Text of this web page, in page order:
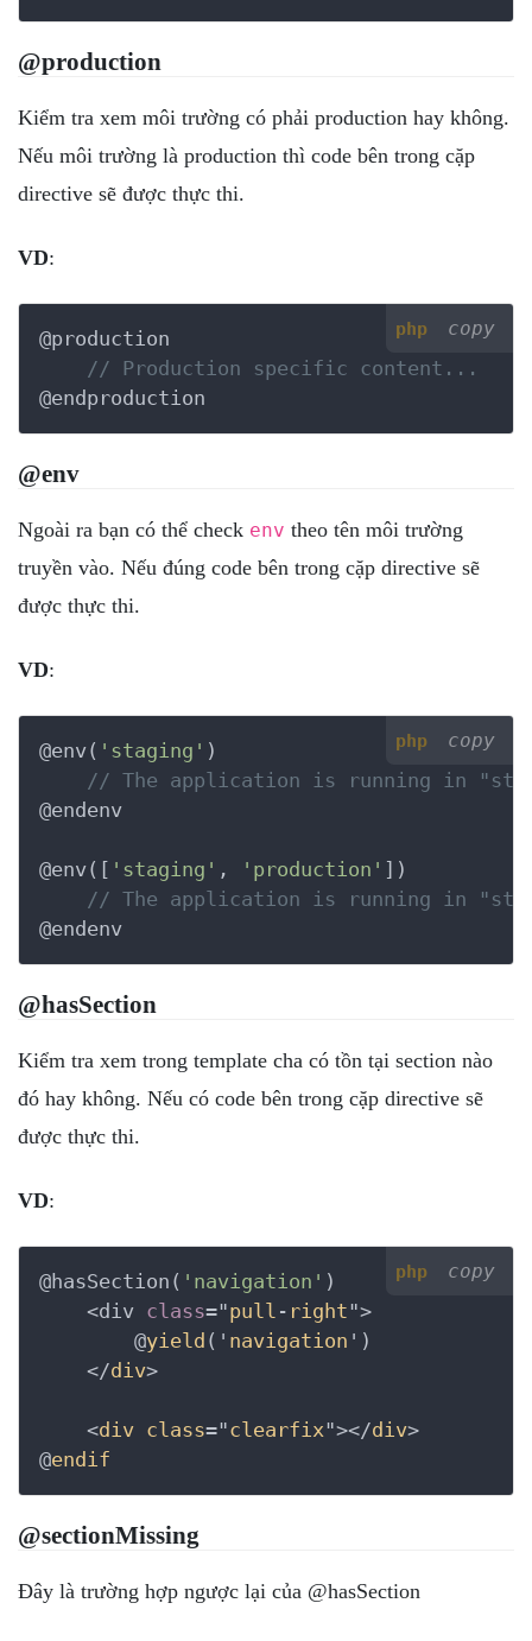
@production
Kiểm tra xem môi trường có phải production hay không.
Nếu môi trường là production thì code bên trong cặp
directive sẽ được thực thi.
VD:
php copy
@production
// Production specific content...
@env
Ngoài ra bạn có thể check env theo tên môi trường
truyền vào. Nếu đúng code bên trong cặp directive sẽ
được thực thi.
VD:
php copy
@env( 'staging' )
// The application is running in
@endenv
@env([ 'staging' , 'production' ])
// The application is running in
@endenv
@hasSection
Kiểm tra xem trong template cha có tồn tại section nào
đó hay không. Nếu có code bên trong cặp directive sẽ
được thực thi.
VD:
php copy
@hasSection( 'navigation' )
    <div
class="pull - right">
        @
yield (' navigation ')
    </
div>
    <
div class="clearfix"></div>
@endif
@sectionMissing
Đây là trường hợp ngược lại của @hasSection